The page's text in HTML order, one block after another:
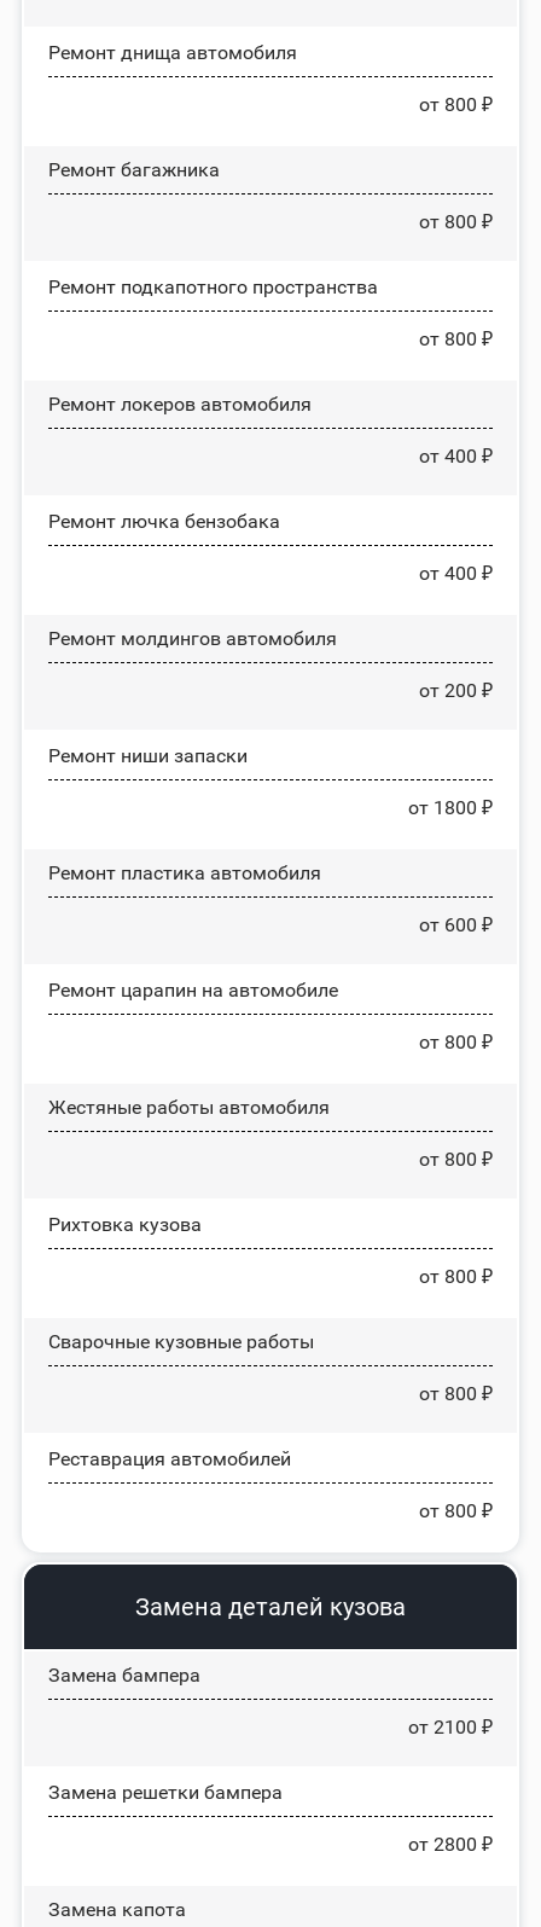
Ремонт днища автомобиля
от 800 ₽
Ремонт багажника
от 800 ₽
Ремонт подкапотного пространства
от 800 ₽
Ремонт лoĸepoв автомобиля
от 400 ₽
Ремонт лючка бензобака
от 400 ₽
Ремонт молдингов автомобиля
от 200 ₽
Ремонт ниши запаски
от 1800 ₽
Ремонт пластика автомобиля
от 600 ₽
Ремонт царапин на автомобиле
от 800 ₽
Жестяные работы автомобиля
от 800 ₽
Рихтовка кузова
от 800 ₽
Сварочные кузовные работы
от 800 ₽
Реставрация автомобилей
от 800 ₽
Замена деталей кузова
Замена бампера
от 2100 ₽
Замена решетки бампера
от 2800 ₽
Замена капота